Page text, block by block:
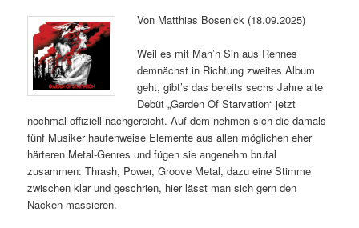
Von Matthias Bosenick (18.09.2025)
Weil es mit Man’n Sin aus Rennes
demnächst in Richtung zweites Album
geht, gibt’s das bereits sechs Jahre alte
Debüt „Garden Of Starvation“ jetzt
nochmal offiziell nachgereicht. Auf dem nehmen sich die damals
fünf Musiker haufenweise Elemente aus allen möglichen eher
härteren Metal-Genres und fügen sie angenehm brutal
zusammen: Thrash, Power, Groove Metal, dazu eine Stimme
zwischen klar und geschrien, hier lässt man sich gern den
Nacken massieren.